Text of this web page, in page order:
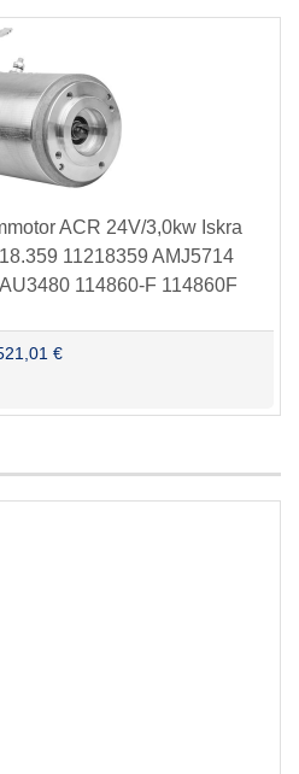
ACR 24V/3,0kw Iskra
11218359 AMJ5714
114860-F 114860F
€